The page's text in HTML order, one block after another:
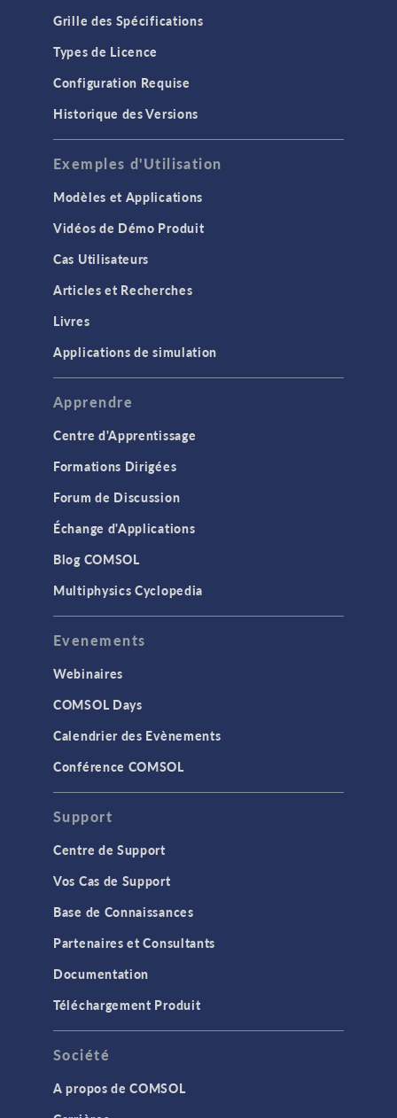
Grille des Spécifications
Types de Licence
Configuration Requise
Historique des Versions
Exemples d'Utilisation
Modèles et Applications
Vidéos de Démo Produit
Cas Utilisateurs
Articles et Recherches
Livres
Applications de simulation
Apprendre
Centre d'Apprentissage
Formations Dirigées
Forum de Discussion
Échange d'Applications
Blog COMSOL
Multiphysics Cyclopedia
Evenements
Webinaires
COMSOL Days
Calendrier des Evènements
Conférence COMSOL
Support
Centre de Support
Vos Cas de Support
Base de Connaissances
Partenaires et Consultants
Documentation
Téléchargement Produit
Société
A propos de COMSOL